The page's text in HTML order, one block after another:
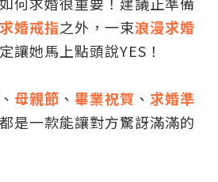
求婚戒指之外，一束浪漫求婚
讓她馬上點頭說YES！
、 母親節 、 畢業祝賀 、 求婚準
是一款能讓對方驚訝滿滿的